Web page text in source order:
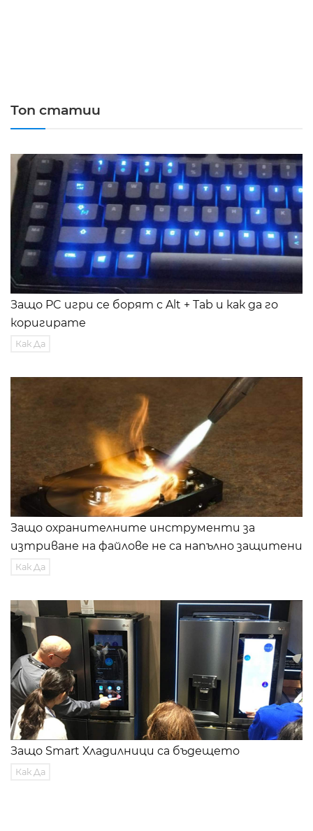
Топ статии
Защо PC игри се борят с Alt + Tab и как да го
коригирате
Как Да
Защо охранителните инструменти за
изтриване на файлове не са напълно защитени
Как Да
Защо Smart Хладилници са бъдещето
Как Да